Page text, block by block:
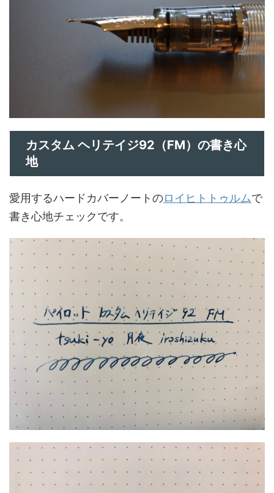
カスタム ヘリテイジ92（FM）の書き心
地
愛用するハードカバーノートのロイヒトトゥルムで
書き心地チェックです。